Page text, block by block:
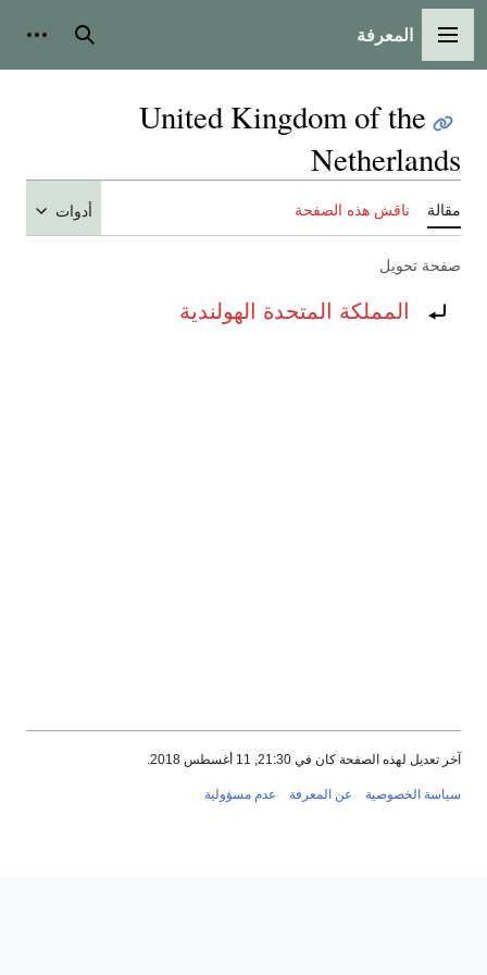
القائمة الرئيسية
المعرفة بحث
United Kingdom of the
Netherlands
مقالة ناقش هذه الصفحة أدوات
صفحة تحويل
تحويل إلى:المملكة المتحدة الهولندية
آخر تعديل لهذه الصفحة كان في 21:30, 11 أغسطس 2018.
سياسة الخصوصية عن المعرفة عدم مسؤولية